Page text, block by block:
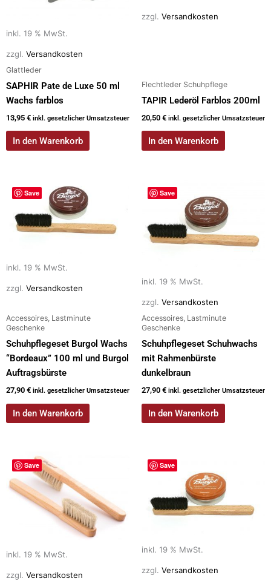
inkl. 19 % MwSt.
zzgl. Versandkosten
Glattleder
SAPHIR Pate de Luxe 50 ml
Wachs farblos
13,95 € inkl. gesetzlicher Umsatzsteuer
In den Warenkorb
zzgl. Versandkosten
Flechtleder Schuhpflege
TAPIR Lederöl Farblos 200ml
20,50 € inkl. gesetzlicher Umsatzsteuer
In den Warenkorb
Save
inkl. 19 % MwSt.
zzgl. Versandkosten
Accessoires, Lastminute
Geschenke
Schuhpflegeset Burgol Wachs
“Bordeaux” 100 ml und Burgol
Auftragsbürste
27,90 € inkl. gesetzlicher Umsatzsteuer
In den Warenkorb
Save
inkl. 19 % MwSt.
zzgl. Versandkosten
Accessoires, Lastminute
Geschenke
Schuhpflegeset Schuhwachs
mit Rahmenbürste
dunkelbraun
27,90 € inkl. gesetzlicher Umsatzsteuer
In den Warenkorb
Save
inkl. 19 % MwSt.
zzgl. Versandkosten
Save
inkl. 19 % MwSt.
zzgl. Versandkosten